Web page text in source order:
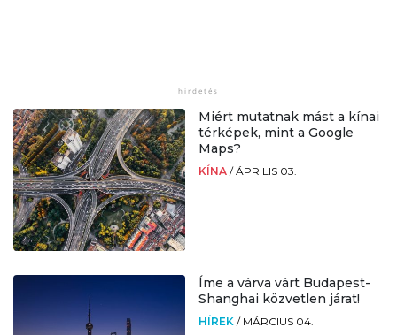
Miért mutatnak mást a kínai
térképek, mint a Google
Maps?
KÍNA /ÁPRILIS 03.
Íme a várva várt Budapest-
Shanghai közvetlen járat!
HÍREK / MÁRCIUS 04.